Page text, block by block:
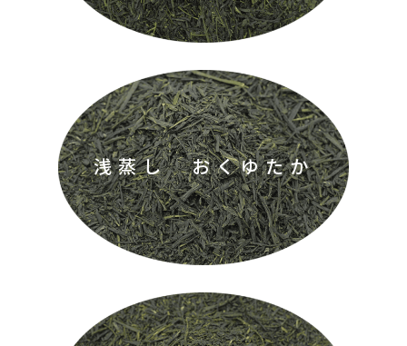
浅蒸し おくゆたか